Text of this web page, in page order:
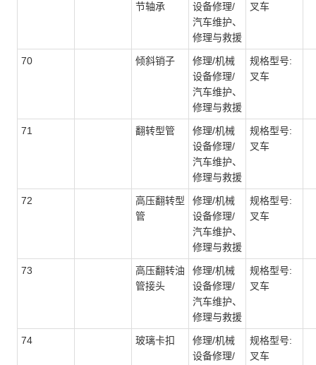
节轴承
设备修理/
汽车维护、
修理与救援
叉车
70 倾斜销子
修理/机械
设备修理/
汽车维护、
修理与救援
规格型号:
叉车
71 翻转型管
修理/机械
设备修理/
汽车维护、
修理与救援
规格型号:
叉车
72
高压翻转型
管
修理/机械
设备修理/
汽车维护、
修理与救援
规格型号:
叉车
73
高压翻转油
管接头
修理/机械
设备修理/
汽车维护、
修理与救援
规格型号:
叉车
74 玻璃卡扣
修理/机械
设备修理/
规格型号:
叉车